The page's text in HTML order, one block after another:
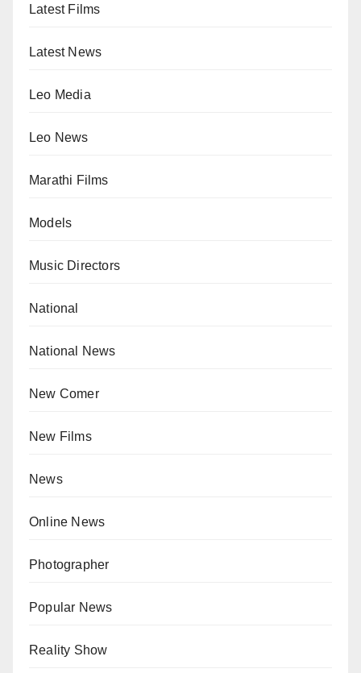
Latest Films
Latest News
Leo Media
Leo News
Marathi Films
Models
Music Directors
National
National News
New Comer
New Films
News
Online News
Photographer
Popular News
Reality Show